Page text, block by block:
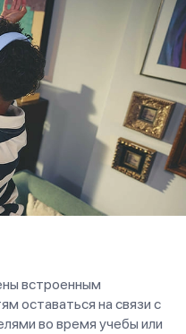
встроенным
оставаться на связи с
во время учебы или